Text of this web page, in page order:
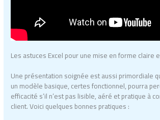
Les astuces Excel pour une mise en forme claire
Une présentation soignée est aussi primordiale
un modèle basique, certes fonctionnel, pourra
efficacité s’il n’est pas lisible, aéré et pratique à
client. Voici quelques bonnes pratiques :